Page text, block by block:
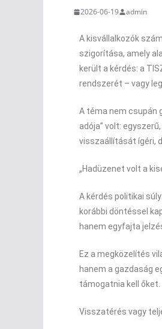
2026-06-19 admin
A kisvállalkozók
szigorítása, amely
került a kérdés: a
rendszerét – vagy
A téma nem csupán
adója” volt:
visszaállítását ígéri,
„Hadüzenet volt a
A kérdés politikai
korábbi döntéssel
hanem egyfajta
Ez a megközelítés
hanem a gazdaság
támogatnia kell őket.
Visszatérés vagy